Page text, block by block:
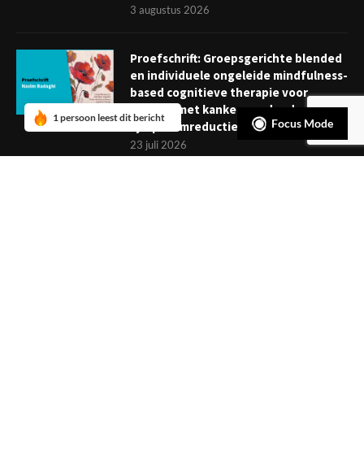
3 augustus 2026
Proefschrift: Groepsgerichte blended
en individuele ongeleide mindfulness-
based cognitieve therapie voor
mensen met kanker: verder dan
symptoomreductie
23 juli 2026
Focus Mode
1 persoon leest dit bericht